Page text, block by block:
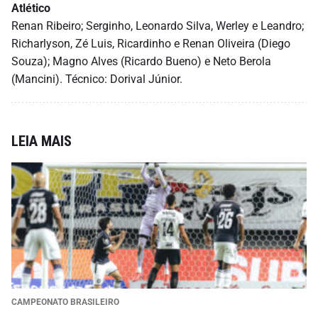
Atlético
Renan Ribeiro; Serginho, Leonardo Silva, Werley e Leandro;
Richarlyson, Zé Luis, Ricardinho e Renan Oliveira (Diego
Souza); Magno Alves (Ricardo Bueno) e Neto Berola
(Mancini). Técnico: Dorival Júnior.
LEIA MAIS
CAMPEONATO BRASILEIRO